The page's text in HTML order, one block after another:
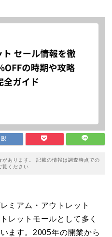
あります。 記載の情報は調査時点での
覧ください
ミアム・アウトレット
レットモールとして多く
ます。2005年の開業から